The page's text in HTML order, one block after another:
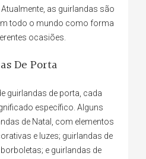
as guirlandas são
todo o mundo como forma
ocasiões.
De Porta
guirlandas de porta, cada
específico. Alguns
de Natal, com elementos
e luzes; guirlandas de
e guirlandas de